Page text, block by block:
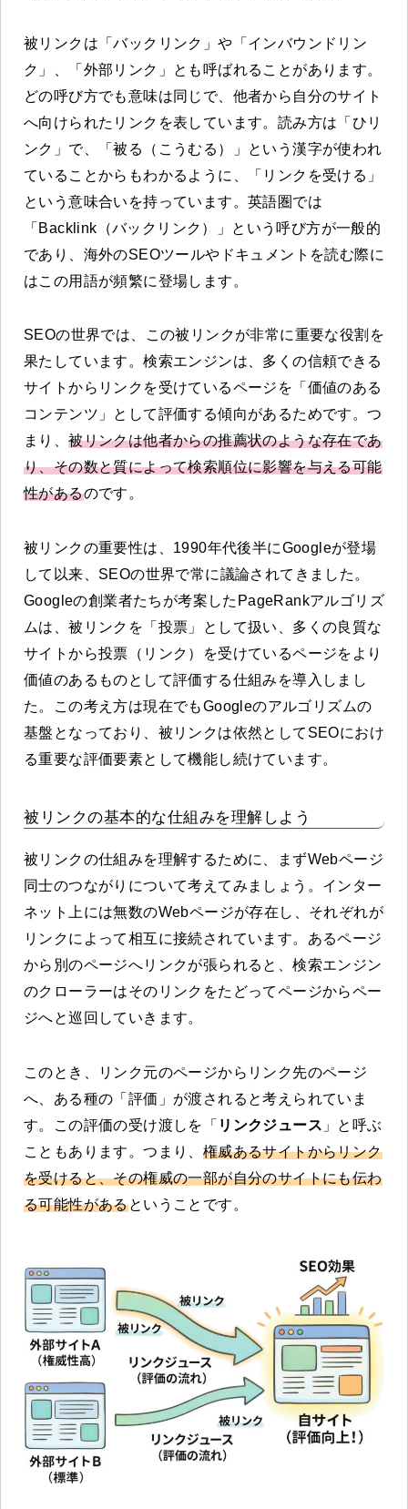
被リンクは「バックリンク」や「インバウンドリン
ク」、「外部リンク」とも呼ばれることがあります。
どの呼び方でも意味は同じで、他者から自分のサイト
へ向けられたリンクを表しています。読み方は「ひリ
ンク」で、「被る（こうむる）」という漢字が使われ
ていることからもわかるように、「リンクを受ける」
という意味合いを持っています。英語圏では
「Backlink（バックリンク）」という呼び方が一般的
であり、海外のSEOツールやドキュメントを読む際に
はこの用語が頻繁に登場します。
SEOの世界では、この被リンクが非常に重要な役割を
果たしています。検索エンジンは、多くの信頼できる
サイトからリンクを受けているページを「価値のある
コンテンツ」として評価する傾向があるためです。つ
まり、被リンクは他者からの推薦状のような存在であ
り、その数と質によって検索順位に影響を与える可能
性があるのです。
被リンクの重要性は、1990年代後半にGoogleが登場
して以来、SEOの世界で常に議論されてきました。
Googleの創業者たちが考案したPageRankアルゴリズ
ムは、被リンクを「投票」として扱い、多くの良質な
サイトから投票（リンク）を受けているページをより
価値のあるものとして評価する仕組みを導入しまし
た。この考え方は現在でもGoogleのアルゴリズムの
基盤となっており、被リンクは依然としてSEOにおけ
る重要な評価要素として機能し続けています。
被リンクの基本的な仕組みを理解しよう
被リンクの仕組みを理解するために、まずWebページ
同士のつながりについて考えてみましょう。インター
ネット上には無数のWebページが存在し、それぞれが
リンクによって相互に接続されています。あるページ
から別のページへリンクが張られると、検索エンジン
のクローラーはそのリンクをたどってページからペー
ジへと巡回していきます。
このとき、リンク元のページからリンク先のページ
へ、ある種の「評価」が渡されると考えられていま
す。この評価の受け渡しを「 リンクジュース 」と呼ぶ
こともあります。つまり、 権威あるサイトからリンク
を受けると、その権威の一部が自分のサイトにも伝わ
る可能性があるということです。